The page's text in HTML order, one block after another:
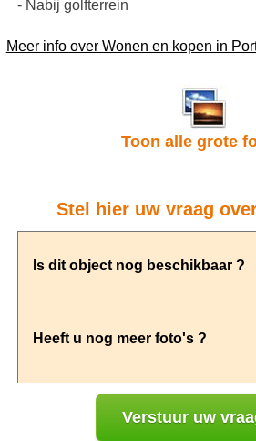
- Nabij golfterrein
Meer info over Wonen en kopen in
Toon alle grote
Stel hier uw vraag